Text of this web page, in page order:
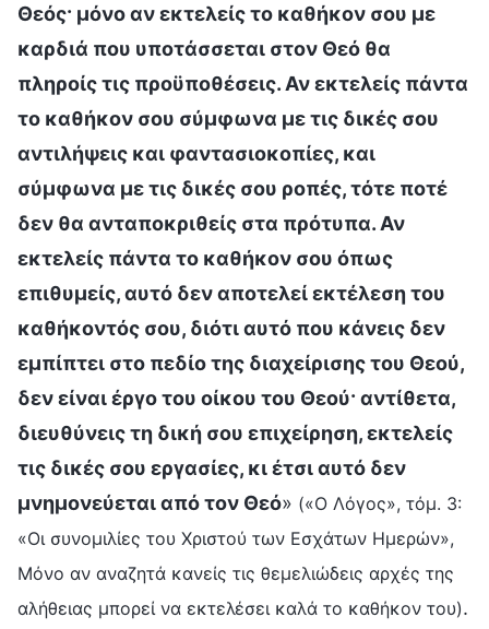
Θεός· μόνο αν εκτελείς το καθήκον σου με
καρδιά που υποτάσσεται στον Θεό θα
πληροίς τις προϋποθέσεις. Αν εκτελείς πάντα
το καθήκον σου σύμφωνα με τις δικές σου
αντιλήψεις και φαντασιοκοπίες, και
σύμφωνα με τις δικές σου ροπές, τότε ποτέ
δεν θα ανταποκριθείς στα πρότυπα. Αν
εκτελείς πάντα το καθήκον σου όπως
επιθυμείς, αυτό δεν αποτελεί εκτέλεση του
καθήκοντός σου, διότι αυτό που κάνεις δεν
εμπίπτει στο πεδίο της διαχείρισης του Θεού,
δεν είναι έργο του οίκου του Θεού· αντίθετα,
διευθύνεις τη δική σου επιχείρηση, εκτελείς
τις δικές σου εργασίες, κι έτσι αυτό δεν
μνημονεύεται από τον Θεό» («Ο Λόγος», τόμ. 3:
«Οι συνομιλίες του Χριστού των Εσχάτων Ημερών»,
Μόνο αν αναζητά κανείς τις θεμελιώδεις αρχές της
αλήθειας μπορεί να εκτελέσει καλά το καθήκον του).